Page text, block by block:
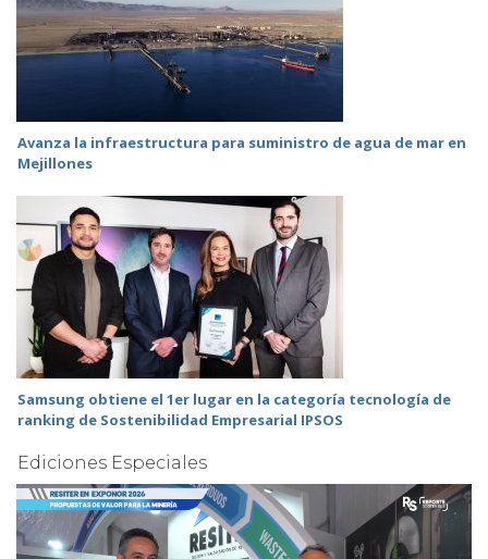
Avanza la infraestructura para suministro de agua de mar en
Mejillones
Samsung obtiene el 1er lugar en la categoría tecnología de
ranking de Sostenibilidad Empresarial IPSOS
Ediciones Especiales